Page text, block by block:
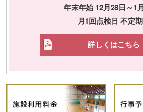
年末年始 12月28日～1
月1回点検日 不定期
詳しくはこちら